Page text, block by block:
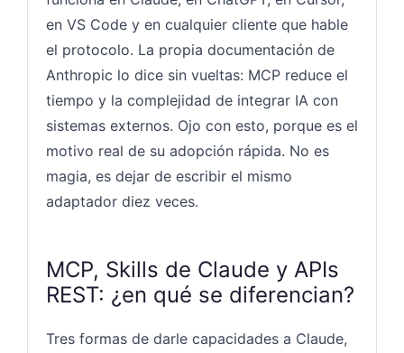
en VS Code y en cualquier cliente que hable
el protocolo. La propia documentación de
Anthropic lo dice sin vueltas: MCP reduce el
tiempo y la complejidad de integrar IA con
sistemas externos. Ojo con esto, porque es el
motivo real de su adopción rápida. No es
magia, es dejar de escribir el mismo
adaptador diez veces.
MCP, Skills de Claude y APIs
REST: ¿en qué se diferencian?
Tres formas de darle capacidades a Claude,